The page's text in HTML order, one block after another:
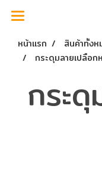
หน้าแรก สินค้าทั้งห
กระดุมลายเปลือก
กระ